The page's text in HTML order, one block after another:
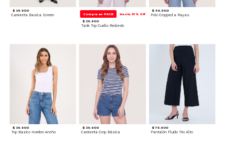
$ 39.900
Camiseta Basica Screen Compra en PACK Hasta 15% Off
$ 29.900
Tank Top Cuello Redondo
$ 49.900
Polo Cropped a Rayas
$ 39.900
Top Basico Hombro Ancho
$ 39.900
Camiseta Crop Básica
$ 79.900
Pantalón Fluido Tiro Alto